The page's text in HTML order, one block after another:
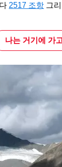
2517 조항 그
나는 거기에 가